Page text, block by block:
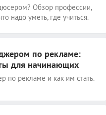
Обзор профессии,
надо уметь, где учиться.
по рекламе:
для начинающих
по рекламе и как им стать.